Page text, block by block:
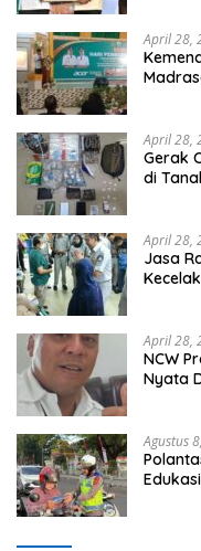
April 28,
April 28,
Gerak
di
April 28,
Jasa
April 28,
NCW
Nyata
Agustus